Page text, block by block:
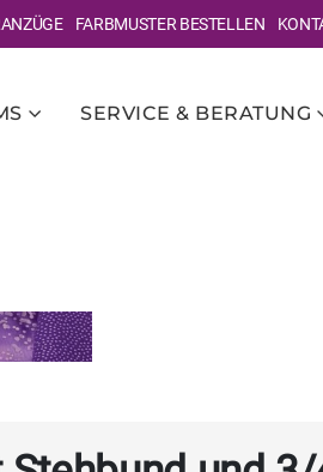
FARBMUSTER BESTELLEN
SERVICE & BERATUNG